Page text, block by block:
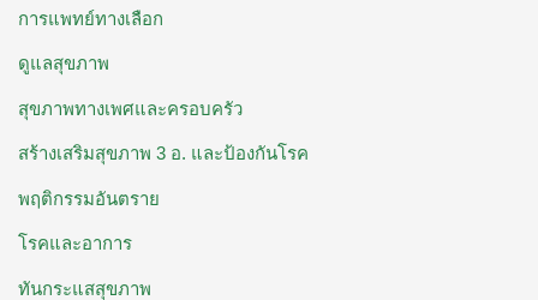
การแพทย์ทางเลือก
ดูแลสุขภาพ
สุขภาพทางเพศและครอบครัว
สร้างเสริมสุขภาพ 3 อ. ​และป้องกันโรค
พฤติกรรมอันตราย
โรคและอาการ
ทันกระแสสุขภาพ